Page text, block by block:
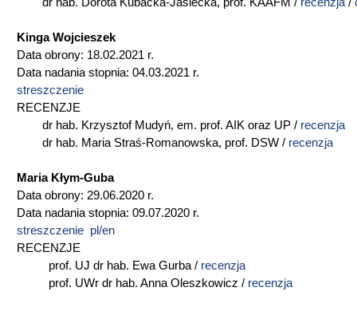
Kinga Wojcieszek
Data obrony: 18.02.2021 r.
Data nadania stopnia: 04.03.2021 r.
streszczenie
RECENZJE
dr hab. Krzysztof Mudyń, em. prof. AIK oraz UP / recenzja
dr hab. Maria Straś-Romanowska, prof. DSW / recenzja
Maria Kłym-Guba
Data obrony: 29.06.2020 r.
Data nadania stopnia: 09.07.2020 r.
streszczenie pl/en
RECENZJE
prof. UJ dr hab. Ewa Gurba / recenzja
prof. UWr dr hab. Anna Oleszkowicz / recenzja